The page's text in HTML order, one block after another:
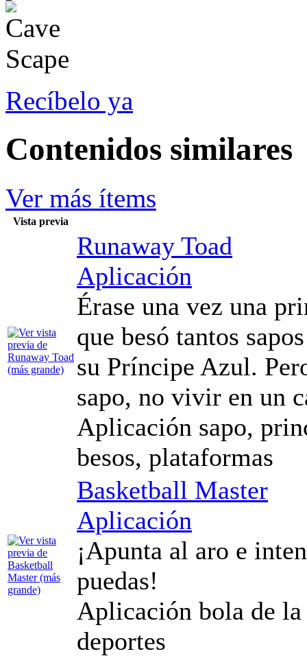
Recíbelo ya
Contenidos similares
Ver más ítems
Vista previa
Runaway Toad
Aplicación
Érase una vez una
que besó tantos
su Príncipe Azul.
sapo, no vivir en un
Aplicación sapo,
besos, plataformas
Basketball Master
Aplicación
¡Apunta al aro e
puedas!
Aplicación bola de la
deportes